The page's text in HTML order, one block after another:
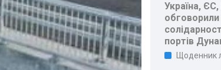
Україна,
портів
Щоденник